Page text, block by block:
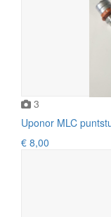
3
Uponor MLC
€ 8,00